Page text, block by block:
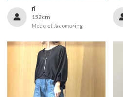
ri
152cm
Mode et Jacomo×ing